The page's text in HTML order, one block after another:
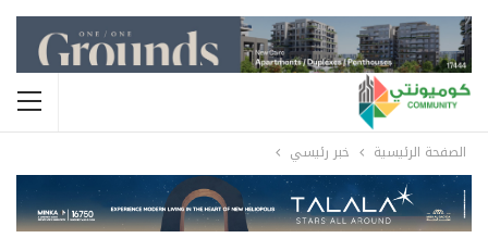
الصفحة الرئيسية خبر رئيسي